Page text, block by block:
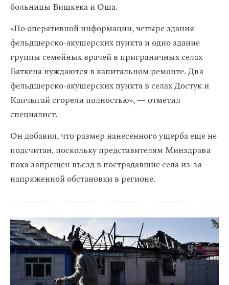
больницы Бишкека и Оша.
«По оперативной информации, четыре здания
фельдшерско-акушерских пункта и одно здание
группы семейных врачей в приграничных селах
Баткена нуждаются в капитальном ремонте. Два
фельдшерско-акушерских пункта в селах Достук и
Капчыгай сгорели полностью», — отметил
специалист.
Он добавил, что размер нанесенного ущерба еще не
подсчитан, поскольку представителям Минздрава
пока запрещен въезд в пострадавшие села из-за
напряженной обстановки в регионе.